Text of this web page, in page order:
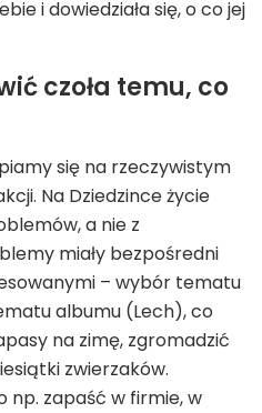
i dowiedziała się, o co jej
czoła temu, co
się na rzeczywistym
Na Dziedzince życie
a nie z
miały bezpośredni
– wybór tematu
albumu (Lech), co
na zimę, zgromadzić
zwierzaków.
zapaść w firmie, w